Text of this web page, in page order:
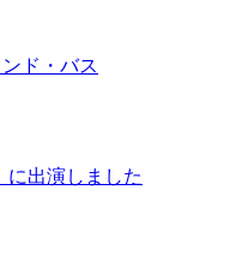
ド・バス
に出演しました